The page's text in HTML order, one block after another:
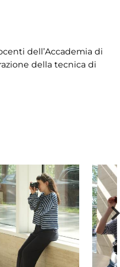
dell’Accademia di
della tecnica di